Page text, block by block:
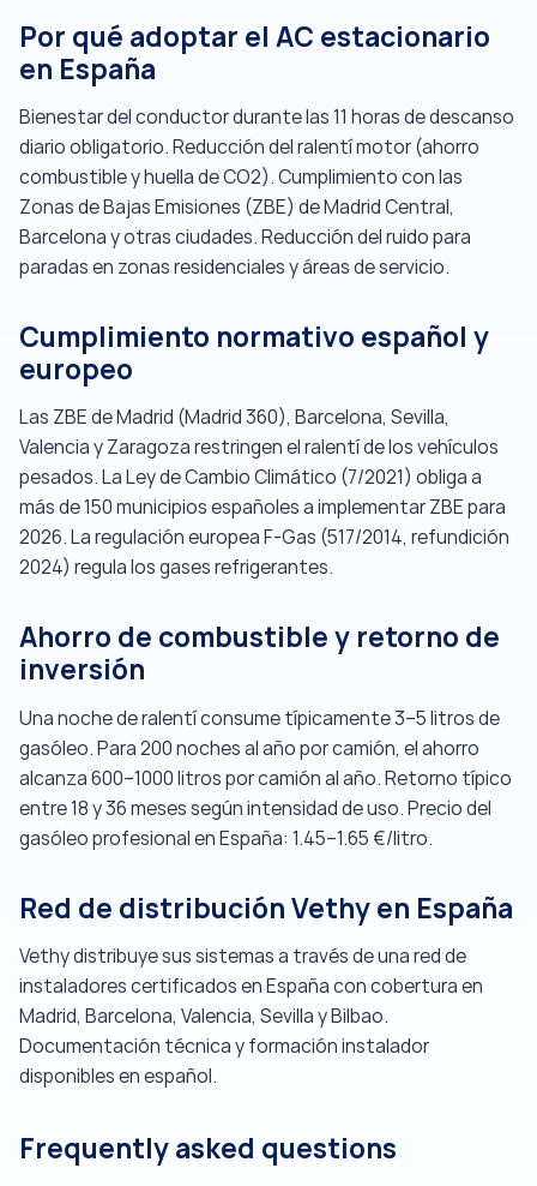
Por qué adoptar el AC estacionario
en España
Bienestar del conductor durante las 11 horas de descanso
diario obligatorio. Reducción del ralentí motor (ahorro
combustible y huella de CO2). Cumplimiento con las
Zonas de Bajas Emisiones (ZBE) de Madrid Central,
Barcelona y otras ciudades. Reducción del ruido para
paradas en zonas residenciales y áreas de servicio.
Cumplimiento normativo español y
europeo
Las ZBE de Madrid (Madrid 360), Barcelona, Sevilla,
Valencia y Zaragoza restringen el ralentí de los vehículos
pesados. La Ley de Cambio Climático (7/2021) obliga a
más de 150 municipios españoles a implementar ZBE para
2026. La regulación europea F-Gas (517/2014, refundición
2024) regula los gases refrigerantes.
Ahorro de combustible y retorno de
inversión
Una noche de ralentí consume típicamente 3–5 litros de
gasóleo. Para 200 noches al año por camión, el ahorro
alcanza 600–1000 litros por camión al año. Retorno típico
entre 18 y 36 meses según intensidad de uso. Precio del
gasóleo profesional en España: 1.45–1.65 €/litro.
Red de distribución Vethy en España
Vethy distribuye sus sistemas a través de una red de
instaladores certificados en España con cobertura en
Madrid, Barcelona, Valencia, Sevilla y Bilbao.
Documentación técnica y formación instalador
disponibles en español.
Frequently asked questions